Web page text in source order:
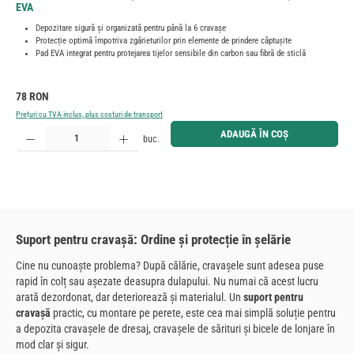
EVA
Depozitare sigură și organizată pentru până la 6 cravașe
Protecție optimă împotriva zgârieturilor prin elemente de prindere căptușite
Pad EVA integrat pentru protejarea tijelor sensibile din carbon sau fibră de sticlă
Preț obișnuit:
78 RON
Prețuri cu TVA inclus, plus costuri de transport
Cantitate produs: Introduceți cantitatea dorită sau utilizați butoanele pentru a mări sau micșora
buc. ADAUGĂ ÎN COȘ
Suport pentru cravașă: Ordine și protecție în șelărie
Cine nu cunoaște problema? După călărie, cravașele sunt adesea puse
rapid în colț sau așezate deasupra dulapului. Nu numai că acest lucru
arată dezordonat, dar deteriorează și materialul. Un suport pentru
cravașă practic, cu montare pe perete, este cea mai simplă soluție pentru
a depozita cravașele de dresaj, cravașele de sărituri și bicele de lonjare în
mod clar și sigur.